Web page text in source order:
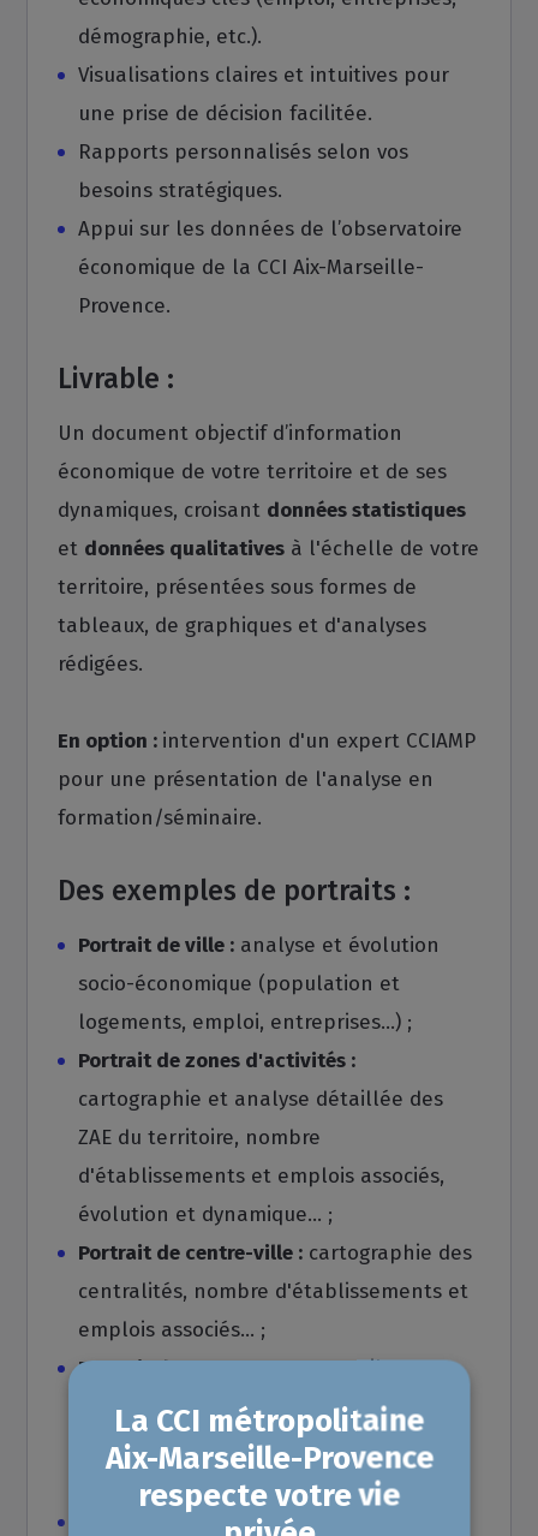
démographie, etc.).
Visualisations claires et intuitives pour
une prise de décision facilitée.
Rapports personnalisés selon vos
besoins stratégiques.
Appui sur les données de l’observatoire
économique de la CCI Aix-Marseille-
Provence.
Livrable :
Un document objectif d’information
économique de votre territoire et de ses
dynamiques, croisant données statistiques
et données qualitatives à l'échelle de votre
territoire, présentées sous formes de
tableaux, de graphiques et d'analyses
rédigées.
En option : intervention d'un expert CCIAMP
pour une présentation de l'analyse en
formation/séminaire.
Des exemples de portraits :
Portrait de ville : analyse et évolution
socio-économique (population et
logements, emploi, entreprises...) ;
Portrait de zones d'activités :
cartographie et analyse détaillée des
ZAE du territoire, nombre
d'établissements et emplois associés,
évolution et dynamique... ;
Portrait de centre-ville : cartographie des
centralités, nombre d'établissements et
emplois associés... ;
Portrait du commerce :appareil
commercial du territoire, par typologie
de commerces, dépenses
commercialisables… ;
Portrait du tourisme :cartographie de la